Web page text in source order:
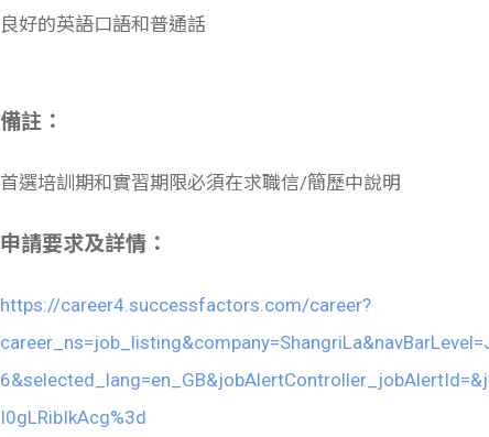
良好的英語口語和普通話
備註：
首選培訓期和實習期限必須在求職信/簡歷中說明
申請要求及詳情：
https://career4.successfactors.com/career?
I0gLRibIkAcg%3d